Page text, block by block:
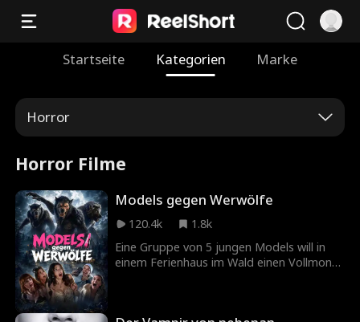
Startseite Kategorien Marke
Horror
Horror Filme
Models gegen Werwölfe
120.4k
1.8k
Eine Gruppe von 5 jungen Models will in
einem Ferienhaus im Wald einen Vollmond